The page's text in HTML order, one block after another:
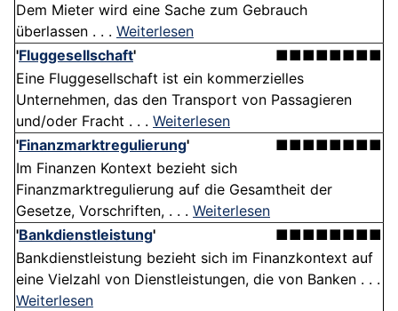
Dem Mieter wird eine Sache zum Gebrauch
überlassen . . . Weiterlesen
'Fluggesellschaft'
■■■■■■■■
Eine Fluggesellschaft ist ein kommerzielles
Unternehmen, das den Transport von Passagieren
und/oder Fracht . . . Weiterlesen
'Finanzmarktregulierung'
■■■■■■■■
Im Finanzen Kontext bezieht sich
Finanzmarktregulierung auf die Gesamtheit der
Gesetze, Vorschriften, . . . Weiterlesen
'Bankdienstleistung'
■■■■■■■■
Bankdienstleistung bezieht sich im Finanzkontext auf
eine Vielzahl von Dienstleistungen, die von Banken . . .
Weiterlesen